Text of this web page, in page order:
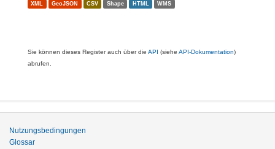
XML GeoJSON CSV Shape HTML WMS
Sie können dieses Register auch über die API (siehe API-Dokumentation)
abrufen.
Nutzungsbedingungen
Glossar